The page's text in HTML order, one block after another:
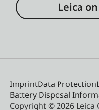
Leica
ImprintData Protection
Battery Disposal
Copyright © 2026 Leica